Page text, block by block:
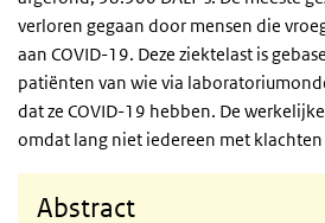
verloren gegaan door mensen die
aan COVID-19. Deze ziektelast is
patiënten van wie via
dat ze COVID-19 hebben. De
omdat lang niet iedereen met klachten
Abstract